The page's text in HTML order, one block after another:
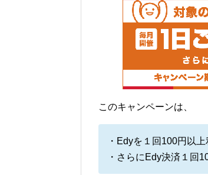
このキャンペーンは、
・Edyを１回100円以
・さらにEdy決済１回